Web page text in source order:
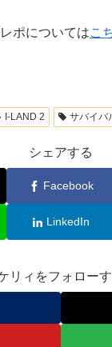
ポについてはこ
I-LAND 2 サバイバ
シェアする
Facebook
LinkedIn
リィをフォロー